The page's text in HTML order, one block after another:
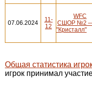
07.06.2024
11-
12
WFC
СШОР №2
"Кристалл"
Общая статистика
игрок принимал